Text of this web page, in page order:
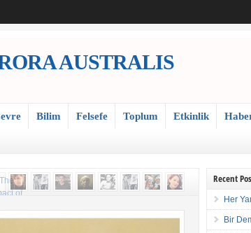
AUSTRALIS
Bilim Felsefe Toplum Etkinlik
Recent
Her
Bir